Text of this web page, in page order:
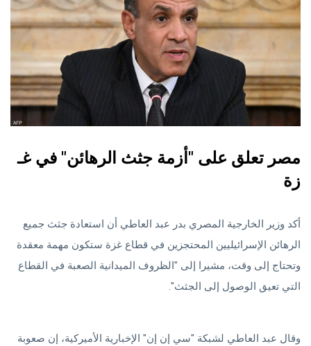
مصر تعلق على "أزمة جثث الرهائن" في غـ
زة
أكد وزير الخارجية المصري بدر عبد العاطي أن استعادة جثث جميع
الرهائن الإسرائيليين المحتجزين في قطاع غزة ستكون مهمة معقدة
وتحتاج إلى وقت، مشيرا إلى "الظروف الميدانية الصعبة في القطاع
التي تعيق الوصول إلى الجثث".
وقال عبد العاطي لشبكة "سي إن إن" الإخبارية الأميركية، إن صعوبة